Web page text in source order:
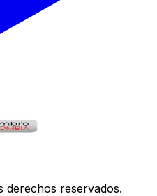
derechos reservados.